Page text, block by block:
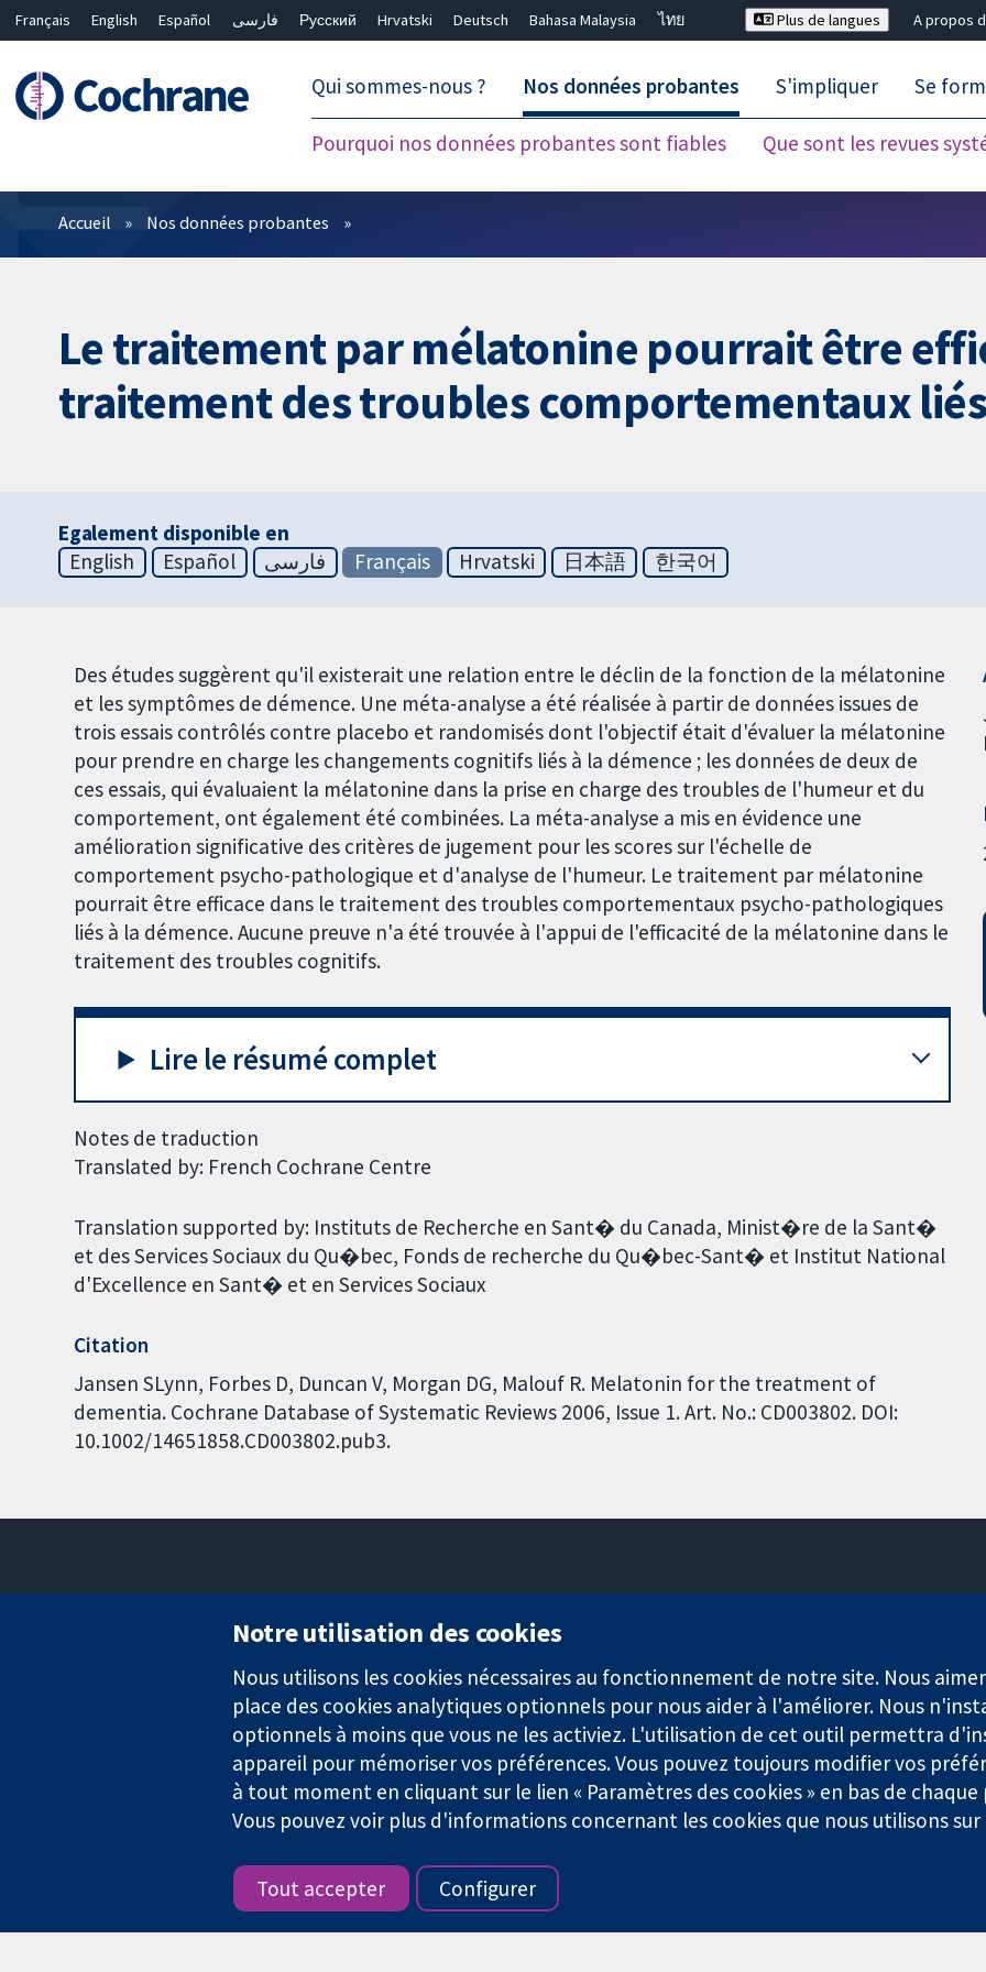
Français English Español فارسی Русский Hrvatski Deutsch Bahasa Malaysia
ไทย
Plus de langues A propos
Qui sommes-nous ? Nos données probantes
Pourquoi nos données probantes sont fiables Que sont les revues
S'impliquer Se
Filtres
Accueil Nos données probantes
Le traitement par mélatonine pourrait être
traitement des troubles comportementaux
Egalement disponible en
English
Español فارسی Français Hrvatski 日本語 한국어
Des études suggèrent qu'il existerait une relation entre le déclin de la fonction de la mélatonine
et les symptômes de démence. Une méta-analyse a été réalisée à partir de données issues de
trois essais contrôlés contre placebo et randomisés dont l'objectif était d'évaluer la mélatonine
pour prendre en charge les changements cognitifs liés à la démence ; les données de deux de
ces essais, qui évaluaient la mélatonine dans la prise en charge des troubles de l'humeur et du
comportement, ont également été combinées. La méta-analyse a mis en évidence une
amélioration significative des critères de jugement pour les scores sur l'échelle de
comportement psycho-pathologique et d'analyse de l'humeur. Le traitement par mélatonine
pourrait être efficace dans le traitement des troubles comportementaux psycho-pathologiques
liés à la démence. Aucune preuve n'a été trouvée à l'appui de l'efficacité de la mélatonine dans le
traitement des troubles cognitifs.
Lire le résumé complet
Notes de traduction
Translated by: French Cochrane Centre
Translation supported by: Instituts de Recherche en Sant� du Canada, Minist�re de la Sant�
et des Services Sociaux du Qu�bec, Fonds de recherche du Qu�bec-Sant� et Institut National
d'Excellence en Sant� et en Services Sociaux
Citation
Jansen SLynn, Forbes D, Duncan V, Morgan DG, Malouf R. Melatonin for the treatment of
dementia. Cochrane Database of Systematic Reviews 2006, Issue 1. Art. No.: CD003802. DOI:
10.1002/14651858.CD003802.pub3.
Londres
Royaume-Uni
La Collaboration Cochrane est une association caritative (n° 1045921) et une société à responsabilité limitée par garantie (n°
Copyright © 2026 The Cochrane Collaboration Conditions Générales
Notre utilisation des cookies
Nous utilisons les cookies nécessaires au fonctionnement de notre site. Nous
place des cookies analytiques optionnels pour nous aider à l'améliorer. Nous
optionnels à moins que vous ne les activiez. L'utilisation de cet outil permettra
appareil pour mémoriser vos préférences. Vous pouvez toujours modifier vos
à tout moment en cliquant sur le lien « Paramètres des cookies » en bas de chaque
Vous pouvez voir plus d'informations concernant les cookies que nous utilisons
Tout accepter Configurer